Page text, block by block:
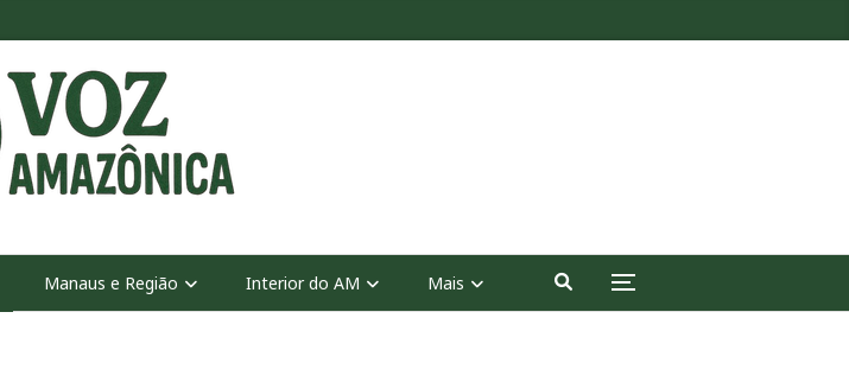
Manaus e Região Interior do AM Mais